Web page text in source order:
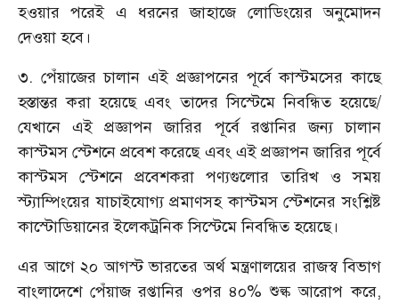
হওয়ার পরেই এ ধরনের জাহাজে লোডিংয়ের অনুমোদন
দেওয়া হবে।
৩. পেঁয়াজের চালান এই প্রজ্ঞাপনের পূর্বে কাস্টমসের কাছে
হস্তান্তর করা হয়েছে এবং তাদের সিস্টেমে নিবন্ধিত হয়েছে/
যেখানে এই প্রজ্ঞাপন জারির পূর্বে রপ্তানির জন্য চালান
কাস্টমস স্টেশনে প্রবেশ করেছে এবং এই প্রজ্ঞাপন জারির পূর্বে
কাস্টমস স্টেশনে প্রবেশকরা পণ্যগুলোর তারিখ ও সময়
স্ট্যাম্পিংয়ের যাচাইযোগ্য প্রমাণসহ কাস্টমস স্টেশনের সংশ্লিষ্ট
কাস্টোডিয়ানের ইলেকট্রনিক সিস্টেমে নিবন্ধিত হয়েছে।
এর আগে ২০ আগস্ট ভারতের অর্থ মন্ত্রণালয়ের রাজস্ব বিভাগ
বাংলাদেশে পেঁয়াজ রপ্তানির ওপর ৪০% শুল্ক আরোপ করে,